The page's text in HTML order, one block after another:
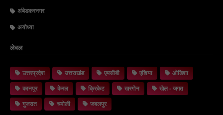
अंबेडकरनगर
अयोध्या
लेबल
उत्तरप्रदेश उत्तराखंड एमसीबी एशिया
ओडिशा
कानपुर
केरल क्रिकेट खरगोन
खेल - जगत
गुजरात
चमोली जबलपुर